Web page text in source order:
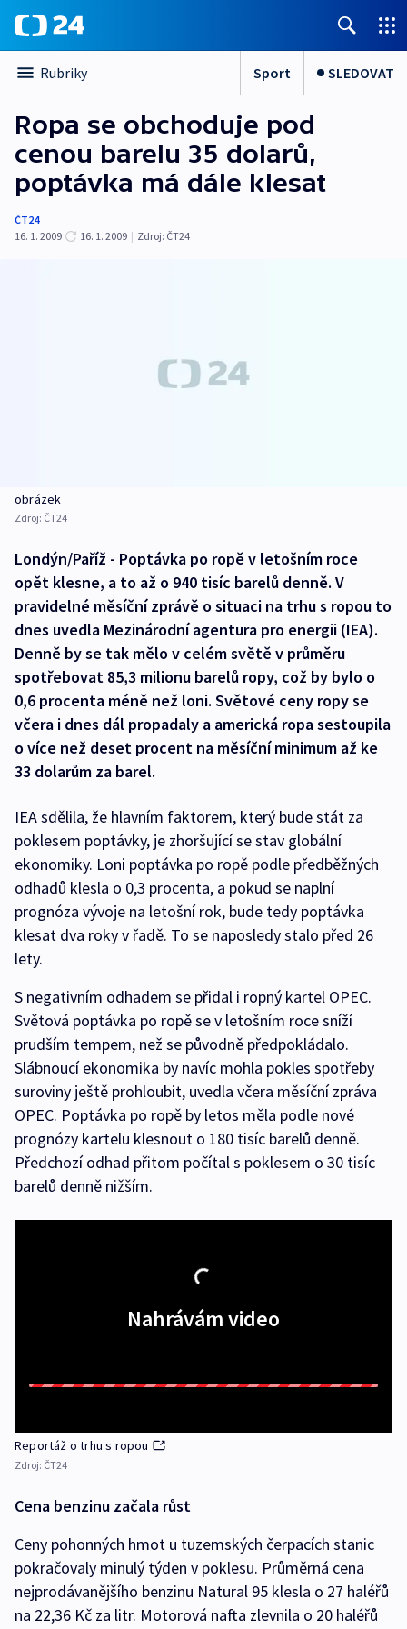
Rubriky Sport SLEDOVAT
Ropa se obchoduje pod
cenou barelu 35 dolarů,
poptávka má dále klesat
ČT24
16. 1. 2009
16. 1. 2009 | Zdroj: ČT24
obrázek
Zdroj: ČT24
Londýn/Paříž - Poptávka po ropě v letošním roce
opět klesne, a to až o 940 tisíc barelů denně. V
pravidelné měsíční zprávě o situaci na trhu s ropou to
dnes uvedla Mezinárodní agentura pro energii (IEA).
Denně by se tak mělo v celém světě v průměru
spotřebovat 85,3 milionu barelů ropy, což by bylo o
0,6 procenta méně než loni. Světové ceny ropy se
včera i dnes dál propadaly a americká ropa sestoupila
o více než deset procent na měsíční minimum až ke
33 dolarům za barel.
IEA sdělila, že hlavním faktorem, který bude stát za
poklesem poptávky, je zhoršující se stav globální
ekonomiky. Loni poptávka po ropě podle předběžných
odhadů klesla o 0,3 procenta, a pokud se naplní
prognóza vývoje na letošní rok, bude tedy poptávka
klesat dva roky v řadě. To se naposledy stalo před 26
lety.
S negativním odhadem se přidal i ropný kartel OPEC.
Světová poptávka po ropě se v letošním roce sníží
prudším tempem, než se původně předpokládalo.
Slábnoucí ekonomika by navíc mohla pokles spotřeby
suroviny ještě prohloubit, uvedla včera měsíční zpráva
OPEC. Poptávka po ropě by letos měla podle nové
prognózy kartelu klesnout o 180 tisíc barelů denně.
Předchozí odhad přitom počítal s poklesem o 30 tisíc
barelů denně nižším.
Nahrávám video
Reportáž o trhu s ropou
Zdroj: ČT24
Cena benzinu začala růst
Ceny pohonných hmot u tuzemských čerpacích stanic
pokračovaly minulý týden v poklesu. Průměrná cena
nejprodávanějšího benzinu Natural 95 klesla o 27 haléřů
na 22,36 Kč za litr. Motorová nafta zlevnila o 20 haléřů